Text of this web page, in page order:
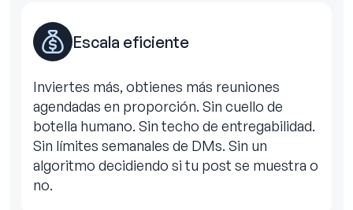
Escala eficiente
Inviertes más, obtienes más reuniones
agendadas en proporción. Sin cuello de
botella humano. Sin techo de entregabilidad.
Sin límites semanales de DMs. Sin un
algoritmo decidiendo si tu post se muestra o
no.